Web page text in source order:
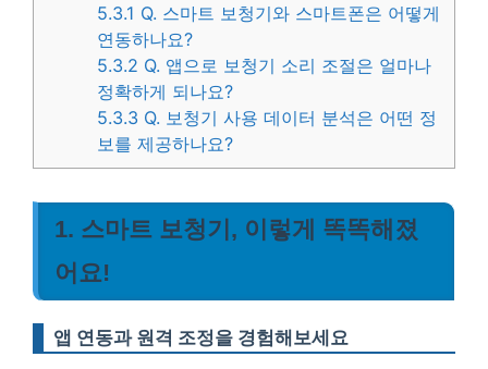
5.3.1 Q. 스마트 보청기와 스마트폰은 어떻게
연동하나요?
5.3.2 Q. 앱으로 보청기 소리 조절은 얼마나
정확하게 되나요?
5.3.3 Q. 보청기 사용 데이터 분석은 어떤 정
보를 제공하나요?
1. 스마트 보청기, 이렇게 똑똑해졌
어요!
앱 연동과 원격 조정을 경험해보세요